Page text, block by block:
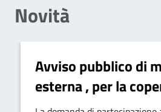
Novità
Avviso pubblico di
esterna , per la
posto, a tempo